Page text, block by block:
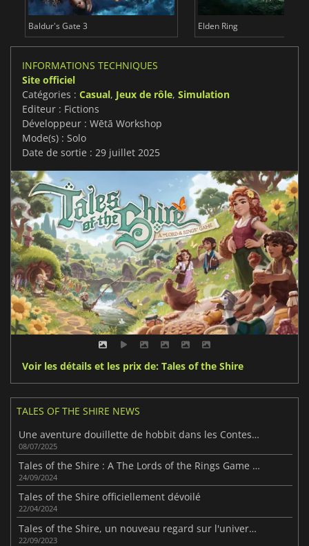
Baldur's Gate 3 Elden Ring
INFORMATIONS TECHNIQUES
Site officiel
Catégories : Casual, Jeux de rôle, Simulation
Editeur : Fictions
Développeur : Wētā Workshop
Mode(s) : Solo
Date de sortie : 29 juillet 2025
Voir les détails et les prix de: Tales of the Shire
TALES OF THE SHIRE NEWS
Une aventure douillette de hobbit dans les Contes de la Comté
08/07/2025
Tales of the Shire : A The Lords of the Rings Game confirme sa sortie pour mars prochain
24/09/2024
Tales of the Shire officiellement dévoilé
22/04/2024
Tales of the Shire, un nouveau regard sur l'univers du Seigneur des Anneaux
22/09/2023